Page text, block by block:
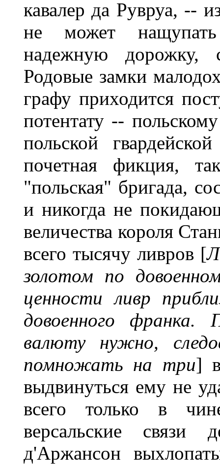
кавалер да Рувруа, --
не может
надежную дорожку,
Родовые замки
графу приходится
потентату --
польской
почетная фикция,
"польская" бригада,
и никогда не
величества короля
всего тысячу ливров [
золотом по
ценности ливр
довоенного франка.
валюту нужно,
помножать на три]
выдвинуться ему не
всего только в
версальские связи
д'Аржансон